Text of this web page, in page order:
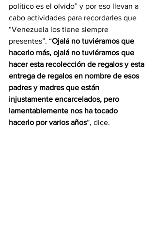
político es el olvido” y por eso llevan a
cabo actividades para recordarles que
“Venezuela los tiene siempre
presentes”. “Ojalá no tuviéramos que
hacerlo más, ojalá no tuviéramos que
hacer esta recolección de regalos y esta
entrega de regalos en nombre de esos
padres y madres que están
injustamente encarcelados, pero
lamentablemente nos ha tocado
hacerlo por varios años”, dice.